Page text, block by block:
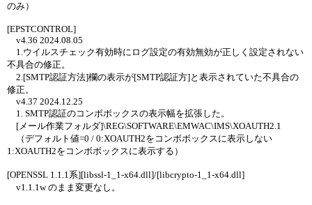
のみ）
[EPSTCONTROL]
v4.36 2024.08.05
1.ウイルスチェック有効時にログ設定の有効無効が正しく設定されない
不具合の修正。
2.[SMTP認証方法]欄の表示が[SMTP認証方]と表示されていた不具合の
修正。
v4.37 2024.12.25
1. SMTP認証のコンボボックスの表示幅を拡張した。
[メール作業フォルダ]\REG\SOFTWARE\EMWAC\IMS\XOAUTH2.1
（デフォルト値=0 / 0:XOAUTH2をコンボボックスに表示しない
1:XOAUTH2をコンボボックスに表示する）
[OPENSSL 1.1.1系][libssl-1_1-x64.dll]/[libcrypto-1_1-x64.dll]
v1.1.1w のまま変更なし。